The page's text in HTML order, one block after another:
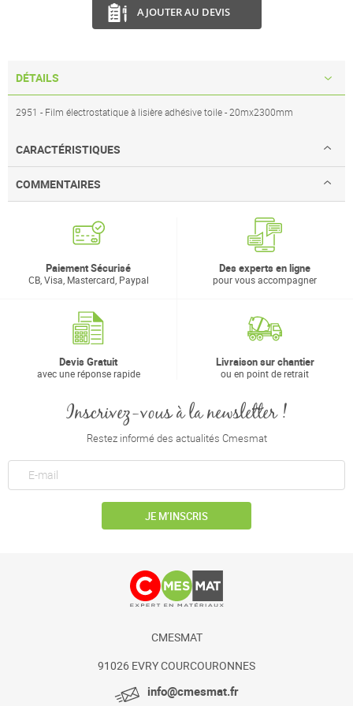
AJOUTER AU DEVIS
DÉTAILS
2951 - Film électrostatique à lisière adhésive toile - 20mx2300mm
CARACTÉRISTIQUES
COMMENTAIRES
Paiement Sécurisé
CB, Visa, Mastercard, Paypal
Des experts en ligne
pour vous accompagner
Devis Gratuit
avec une réponse rapide
Livraison sur chantier
ou en point de retrait
Inscrivez-vous à la newsletter !
Restez informé des actualités Cmesmat
JE M’INSCRIS
CMESMAT
91026 EVRY COURCOURONNES
info@cmesmat.fr